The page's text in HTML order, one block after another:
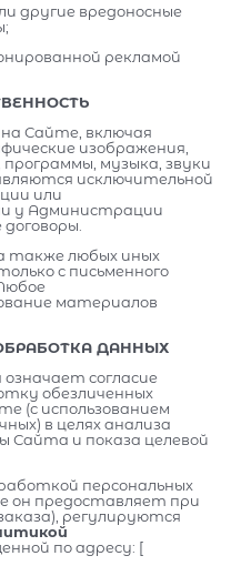
другие вредоносные
рекламой
Сайте, включая
изображения,
музыка, звуки
исключительной
или
у Администрации
также любых иных
с письменного
материалов
ДАННЫХ
согласие
обезличенных
(с использованием
в целях анализа
и показа целевой
персональных
он предоставляет при
регулируются
по адресу: [